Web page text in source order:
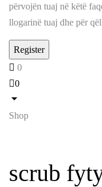
përvojën tuaj në këtë
llogarinë tuaj dhe për
0
0
Shop
scrub